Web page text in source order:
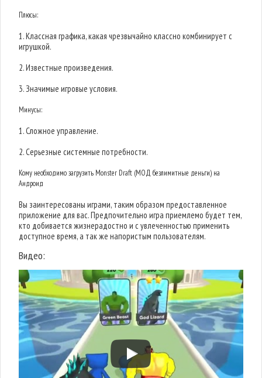
Плюсы:
1. Классная графика, какая чрезвычайно классно комбинирует с
игрушкой.
2. Известные произведения.
3. Значимые игровые условия.
Минусы:
1. Сложное управление.
2. Серьезные системные потребности.
Кому необходимо загрузить Monster Draft (МОД безлимитные деньги) на
Андроид
Вы заинтересованы играми, таким образом предоставленное
приложение для вас. Предпочительно игра приемлемо будет тем,
кто добивается жизнерадостно и с увлеченностью применить
доступное время, а так же напористым пользователям.
Видео: